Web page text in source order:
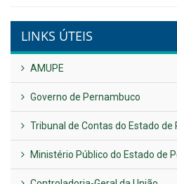
UTILIDADE PÚBLICA
Previous